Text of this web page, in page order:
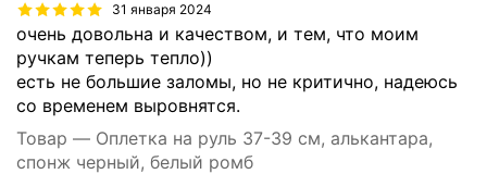
31 января 2024
очень довольна и качеством, и тем, что моим
ручкам теперь тепло))
есть не большие заломы, но не критично, надеюсь
со временем выровнятся.
Товар — Оплетка на руль 37-39 см, алькантара,
спонж черный, белый ромб